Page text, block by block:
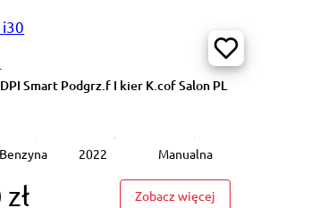
2WD DCT Podgrz.f I kier K.cof Salon PL VAT23%
Smart Podgrz.f I kier K.cof Salon PL
Benzyna 2022 Manualna
Zobacz więcej